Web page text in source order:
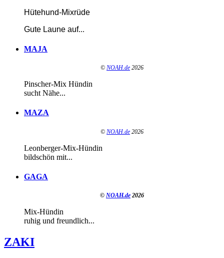
Hütehund-Mixrüde
Gute Laune auf...
MAJA
© NOAH.de 2026
Pinscher-Mix Hündin
sucht Nähe...
MAZA
© NOAH.de 2026
Leonberger-Mix-Hündin
bildschön mit...
GAGA
© NOAH.de 2026
Mix-Hündin
ruhig und freundlich...
ZAKI